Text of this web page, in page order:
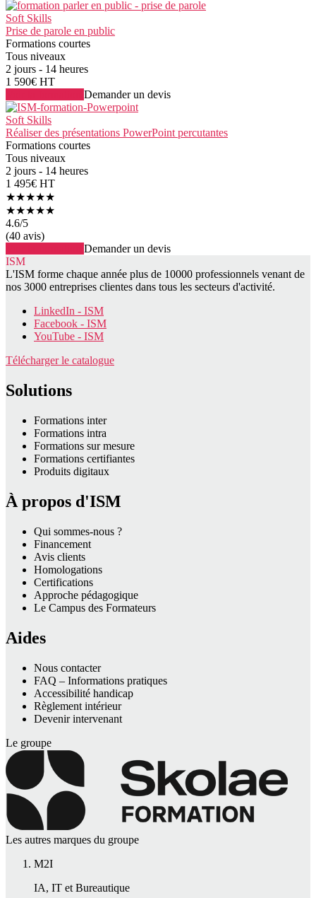
Soft Skills
Prise de parole en public
Formations courtes
Tous niveaux
2 jours - 14 heures
1 590€ HT
Demander un devis
Soft Skills
Réaliser des présentations PowerPoint percutantes
Formations courtes
Tous niveaux
2 jours - 14 heures
1 495€ HT
★★★★★
★★★★★
4.6/5
(40 avis)
Demander un devis
ISM
L'ISM forme chaque année plus de 10000 professionnels venant de
nos 3000 entreprises clientes dans tous les secteurs d'activité.
LinkedIn - ISM
Facebook - ISM
YouTube - ISM
Télécharger le catalogue
Solutions
Formations inter
Formations intra
Formations sur mesure
Formations certifiantes
Produits digitaux
À propos d'ISM
Qui sommes-nous ?
Financement
Avis clients
Homologations
Certifications
Approche pédagogique
Le Campus des Formateurs
Aides
Nous contacter
FAQ – Informations pratiques
Accessibilité handicap
Règlement intérieur
Devenir intervenant
Le groupe
Les autres marques du groupe
M2I
IA, IT et Bureautique